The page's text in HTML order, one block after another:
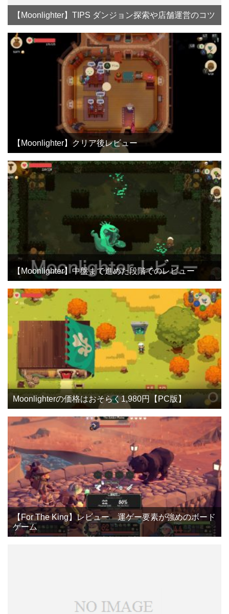
【Moonlighter】TIPS ダンジョン探索や店舗運営のコツ
【Moonlighter】クリア後レビュー
【Moonlighter】中盤まで進めた段階でのレビュー
Moonlighterの価格はおそらく1,980円【PC版】
【For The King】レビュー 運ゲー要素が強めのボード
ゲーム